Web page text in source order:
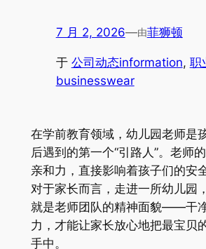
7 月 2, 2026—由菲狮顿
于 公司动态information, 职
businesswear
在学前教育领域，幼儿园老师是
后遇到的第一个“引路人”。老师
亲和力，直接影响着孩子们的安
对于家长而言，走进一所幼儿园
就是老师团队的精神面貌——干
力，才能让家长放心地把最宝贝
手中。